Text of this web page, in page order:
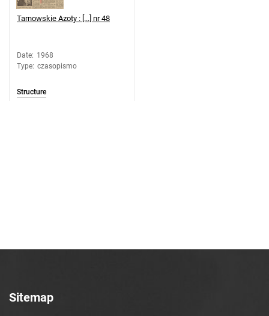
Feliksa Dzierżyńskiego. 1968, nr 40
Tarnowskie Azoty : Organ Samorządu
Feliksa Dzierżyńskiego. 1968, nr 41
Tarnowskie Azoty : Organ Samorządu
Tarnowskie Azoty : Organ Samorządu
Tarnowskie Azoty : [...] nr 48
Date: 1968
Type: czasopismo
Structure
Sitemap